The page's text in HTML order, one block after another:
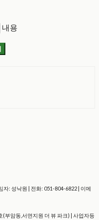
내용
: 성낙원 | 전화: 051-804-6822 | 이메
부암동,서면지원 더 뷰 파크) | 사업자등